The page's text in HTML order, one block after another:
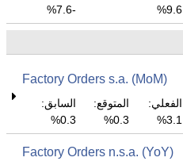
9.6%
-7.6%
Factory Orders s.a. (MoM)
الفعلي:
3.1%
المتوقع:
0.3%
السابق:
0.3%
Factory Orders n.s.a. (YoY)